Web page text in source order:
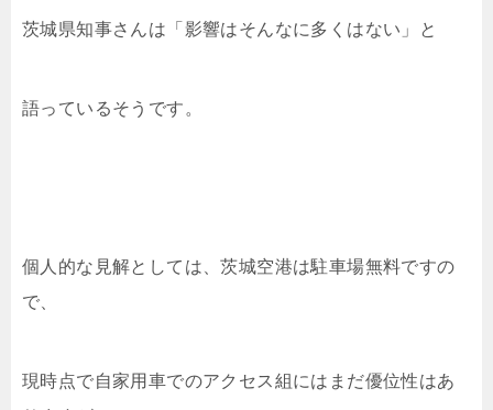
茨城県知事さんは「影響はそんなに多くはない」と
語っているそうです。
個人的な見解としては、茨城空港は駐車場無料ですの
で、
現時点で自家用車でのアクセス組にはまだ優位性はあ